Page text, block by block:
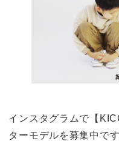
インスタグラムで【
ターモデルを募集中です